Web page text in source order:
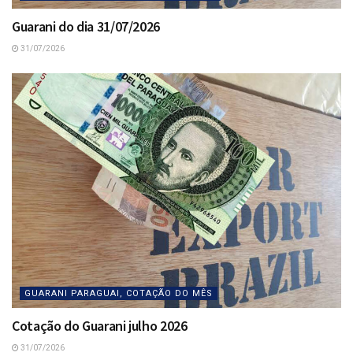
Guarani do dia 31/07/2026
31/07/2026
GUARANI PARAGUAI, COTAÇÃO DO MÊS
Cotação do Guarani julho 2026
31/07/2026